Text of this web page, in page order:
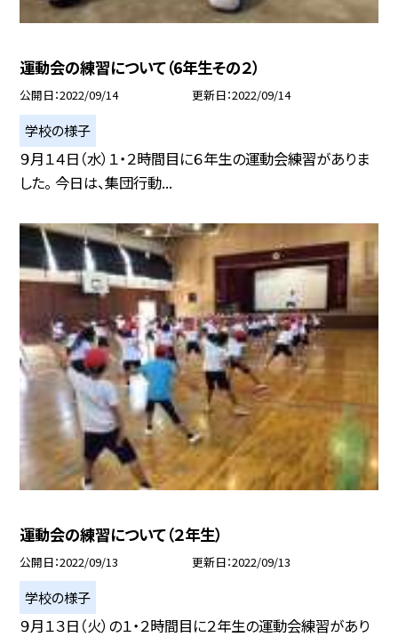
運動会の練習について（6年生その２）
公開日 2022/09/14 更新日 2022/09/14
学校の様子
９月１４日（水）１・２時間目に６年生の運動会練習がありま
した。 今日は、集団行動...
運動会の練習について（２年生）
公開日 2022/09/13 更新日 2022/09/13
学校の様子
９月１３日（火）の１・２時間目に２年生の運動会練習があり